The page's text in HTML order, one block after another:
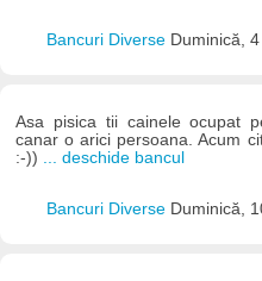
Bancuri Diverse Duminică,
Asa pisica tii cainele ocupat
canar o arici persoana. Acum
:-)) ... deschide bancul
Bancuri Diverse Duminică,